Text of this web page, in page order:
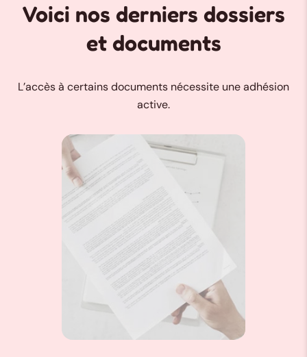
Voici nos derniers dossiers
et documents
L’accès à certains documents nécessite une adhésion
active.